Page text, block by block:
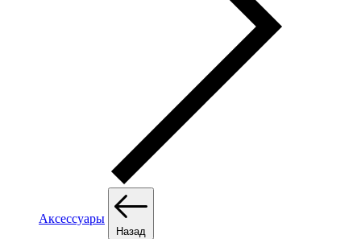
Аксессуары
Назад